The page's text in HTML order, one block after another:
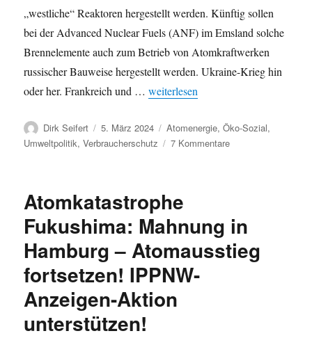
„westliche“ Reaktoren hergestellt werden. Künftig sollen
bei der Advanced Nuclear Fuels (ANF) im Emsland solche
Brennelemente auch zum Betrieb von Atomkraftwerken
russischer Bauweise hergestellt werden. Ukraine-Krieg hin
oder her. Frankreich und …„Französisch-russische
weiterlesen
Autor
Dirk Seifert
Veröffentlicht
am
5. März 2024 Kategorien
Atomenergie,Öko-Sozial,
Umweltpolitik,Verbraucherschutz 7 Kommentarezu
der
Kritik:
Atomausstieg
Atomkatastrophe
Fukushima: Mahnung in
Hamburg – Atomausstieg
fortsetzen! IPPNW-
Anzeigen-Aktion
unterstützen!